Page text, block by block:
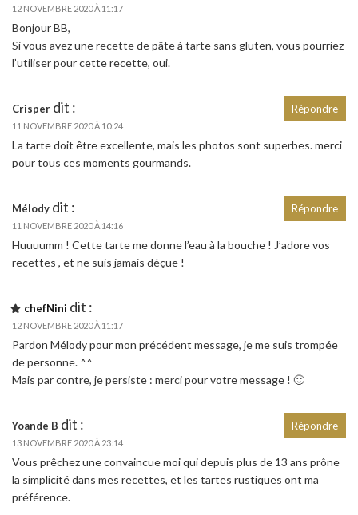
12 NOVEMBRE 2020 À 11:17
Bonjour BB,
Si vous avez une recette de pâte à tarte sans gluten, vous pourriez
l’utiliser pour cette recette, oui.
Crisper dit :
11 NOVEMBRE 2020 À 10:24
La tarte doit être excellente, mais les photos sont superbes. merci
pour tous ces moments gourmands.
Répondre
Mélody dit :
11 NOVEMBRE 2020 À 14:16
Huuuumm ! Cette tarte me donne l’eau à la bouche ! J’adore vos
recettes , et ne suis jamais déçue !
Répondre
chefNini dit :
12 NOVEMBRE 2020 À 11:17
Pardon Mélody pour mon précédent message, je me suis trompée
de personne. ^^
Mais par contre, je persiste : merci pour votre message ! 🙂
Yoande B dit :
13 NOVEMBRE 2020 À 23:14
Vous prêchez une convaincue moi qui depuis plus de 13 ans prône
la simplicité dans mes recettes, et les tartes rustiques ont ma
préférence.
Répondre